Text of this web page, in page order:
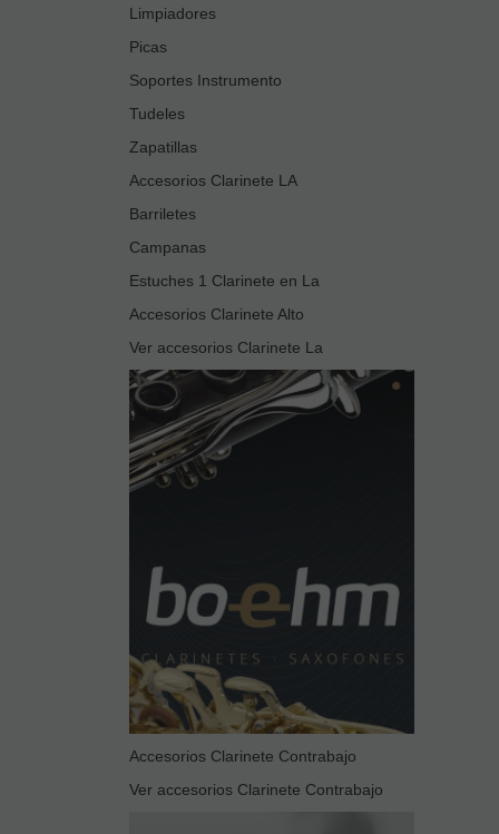
Limpiadores
Picas
Soportes Instrumento
Tudeles
Zapatillas
Accesorios Clarinete LA
Barriletes
Campanas
Estuches 1 Clarinete en La
Accesorios Clarinete Alto
Ver accesorios Clarinete La
Accesorios Clarinete Contrabajo
Ver accesorios Clarinete Contrabajo